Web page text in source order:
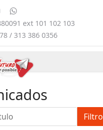
ext 101 102 103
/ 313 386 0356
Filtro